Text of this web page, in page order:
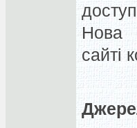
Нова
сайті